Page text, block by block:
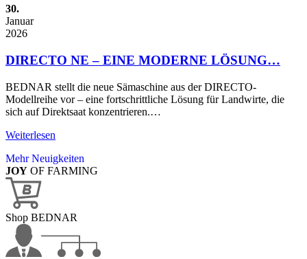
30.
Januar
2026
DIRECTO NE – EINE MODERNE LÖSUNG…
BEDNAR stellt die neue Sämaschine aus der DIRECTO-
Modellreihe vor – eine fortschrittliche Lösung für Landwirte, die
sich auf Direktsaat konzentrieren.…
Weiterlesen
Mehr Neuigkeiten
JOY OF FARMING
Shop BEDNAR